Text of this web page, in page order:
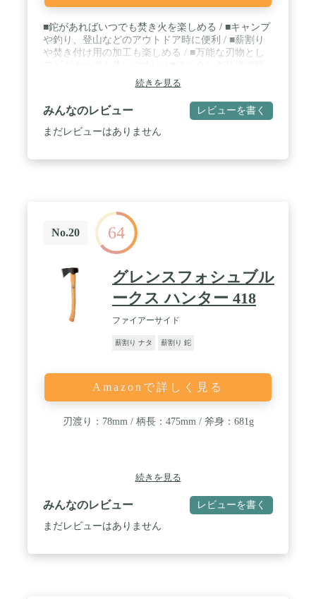
■鉈があればいつでも焚き火を楽しめる / ■キャンプ
や釣り、登山などのアウトドア時に便利 / ■薪割り
や焚き付け用の加工も楽しめる / ■万能な刃物とし
（ハンドル）が折れる心配無し
続きを見る
みんなのレビュー レビューを書く
まだレビューはありません
No.20 64
グレンスフォシュブル
ークス ハンター 418
ファイアーサイド
薪割り ナタ 薪割り 鉈
Amazonで詳しく見る
刃渡り：78mm / 柄長：475mm / 斧身：681g
続きを見る
みんなのレビュー レビューを書く
まだレビューはありません